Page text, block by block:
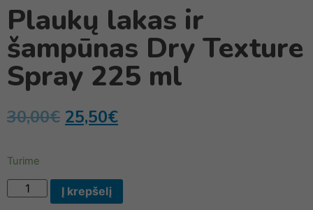
Plaukų lakas ir
šampūnas Dry Texture
Spray 225 ml
30,00€ 25,50€
Turime
Į krepšelį